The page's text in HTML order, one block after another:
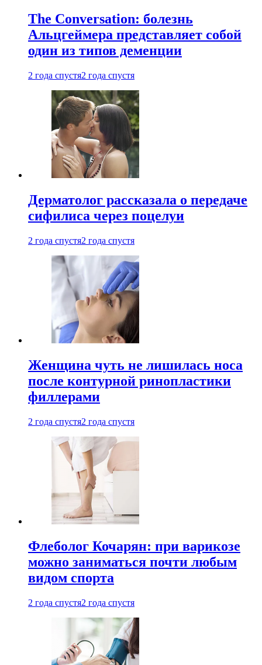
The Conversation: болезнь
Альцгеймера представляет собой
один из типов деменции
2 года спустя2 года спустя
Дерматолог рассказала о передаче
сифилиса через поцелуи
2 года спустя2 года спустя
Женщина чуть не лишилась носа
после контурной ринопластики
филлерами
2 года спустя2 года спустя
Флеболог Кочарян: при варикозе
можно заниматься почти любым
видом спорта
2 года спустя2 года спустя